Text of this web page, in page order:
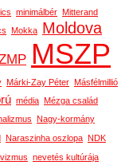
minimálbér Mitterand
Mokka Moldova
MSZP
Márki-Zay Péter Másfélmillió
média Mézga család
Nagy-kormány
Naraszinha oszlopa NDK
nevetés kultúrája